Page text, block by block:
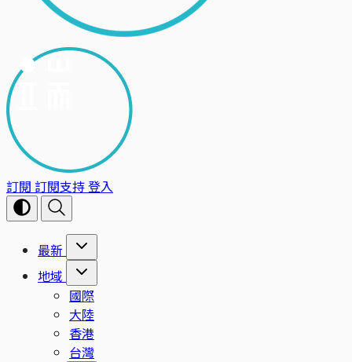
訂閱 訂閱支持登入
最新
地域
國際
大陸
香港
台灣